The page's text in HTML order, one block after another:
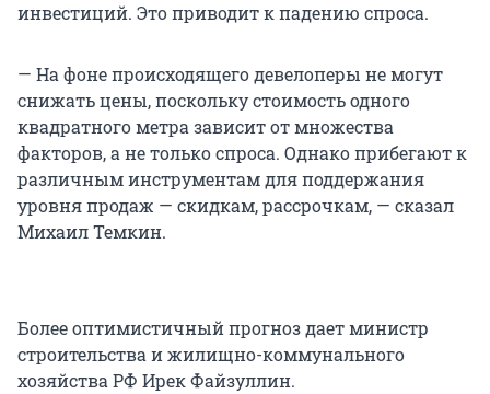
инвестиций. Это приводит к падению спроса.
— На фоне происходящего девелоперы не могут
снижать цены, поскольку стоимость одного
квадратного метра зависит от множества
факторов, а не только спроса. Однако прибегают к
различным инструментам для поддержания
уровня продаж — скидкам, рассрочкам, — сказал
Михаил Темкин.
Более оптимистичный прогноз дает министр
строительства и жилищно-коммунального
хозяйства РФ Ирек Файзуллин.